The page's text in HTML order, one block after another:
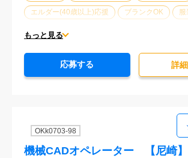
エルダー(40歳以上)応援 ブランクOK
駅から徒歩5分以内
もっと見る
応募する 詳
OKk0703-98
機械CADオペレーター 【尼崎